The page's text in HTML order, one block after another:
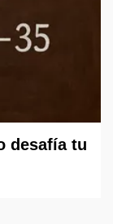
desafía tu